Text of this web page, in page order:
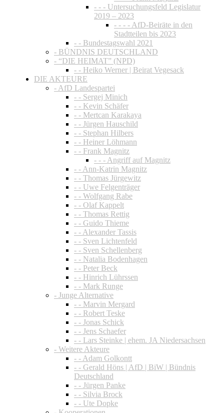
- - - Untersuchungsfeld Legislatur
2019 – 2023
- - - - AfD-Beiräte in den
Stadtteilen bis 2023
- - Bundestagswahl 2021
- BÜNDNIS DEUTSCHLAND
- “DIE HEIMAT” (NPD)
- - Heiko Werner | Beirat Vegesack
DIE AKTEURE
- AfD Landespartei
- - Sergej Minich
- - Kevin Schäfer
- - Mertcan Karakaya
- - Jürgen Hauschild
- - Stephan Hilbers
- - Heiner Löhmann
- - Frank Magnitz
- - - Angriff auf Magnitz
- - Ann-Katrin Magnitz
- - Thomas Jürgewitz
- - Uwe Felgenträger
- - Wolfgang Rabe
- - Olaf Kappelt
- - Thomas Rettig
- - Guido Thieme
- - Alexander Tassis
- - Sven Lichtenfeld
- - Sven Schellenberg
- - Natalia Bodenhagen
- - Peter Beck
- - Hinrich Lührssen
- - Mark Runge
- Junge Alternative
- - Marvin Mergard
- - Robert Teske
- - Jonas Schick
- - Jens Schaefer
- - Lars Steinke | ehem. JA Niedersachsen
- Weitere Akteure
- - Adam Golkontt
- - Gerald Höns | AfD | BiW | Bündnis
Deutschland
- - Jürgen Panke
- - Silvia Brock
- - Ute Dopke